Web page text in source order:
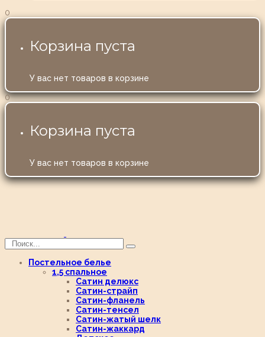
0
Корзина пуста
У вас нет товаров в корзине
0
Корзина пуста
У вас нет товаров в корзине
Постельное белье
1,5 спальное
Сатин делюкс
Сатин-страйп
Сатин-фланель
Сатин-тенсел
Сатин-жатый шелк
Сатин-жаккард